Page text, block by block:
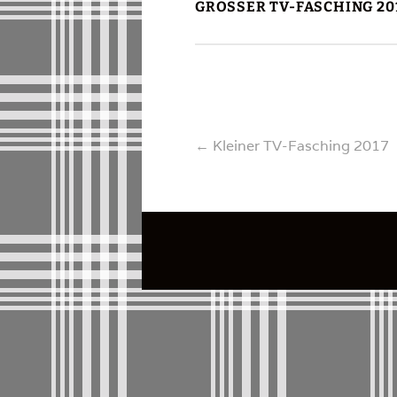
GROSSER TV-FASCHING
← Kleiner TV-Fasching 2017